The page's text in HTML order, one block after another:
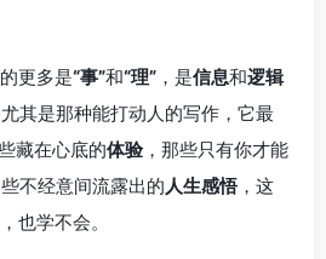
更多是“事”和“理” ，是信息和逻辑
其是那种能打动人的写作，它最
藏在心底的体验，那些只有你才能
不经意间流露出的 人生感悟，这
也学不会。